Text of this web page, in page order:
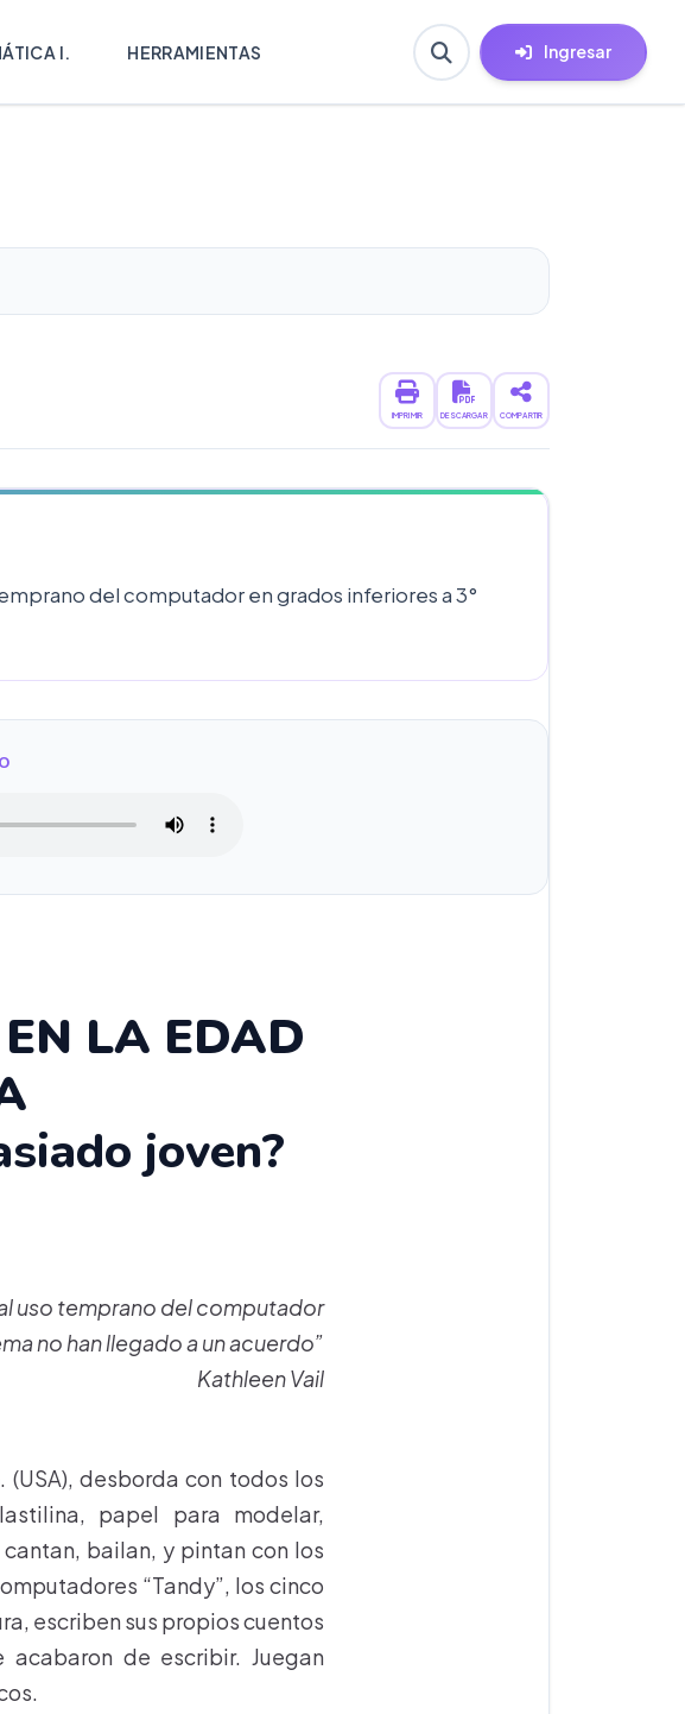
I. HERRAMIENTAS Ingresar
IMPRIMIR DESCARGAR COMPARTIR
del computador en grados inferiores a 3°
LA EDAD
joven?
uso temprano del computador
no han llegado a un acuerdo”
Kathleen Vail
desborda con todos los
papel para modelar,
bailan, y pintan con los
“Tandy”, los cinco
escriben sus propios cuentos
de escribir. Juegan